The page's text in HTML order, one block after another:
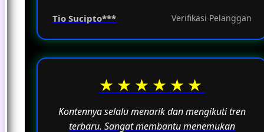
Tio Sucipto*** Verifikasi Pelanggan
★★★★★★
Kontennya selalu menarik dan mengikuti tren
terbaru. Sangat membantu menemukan